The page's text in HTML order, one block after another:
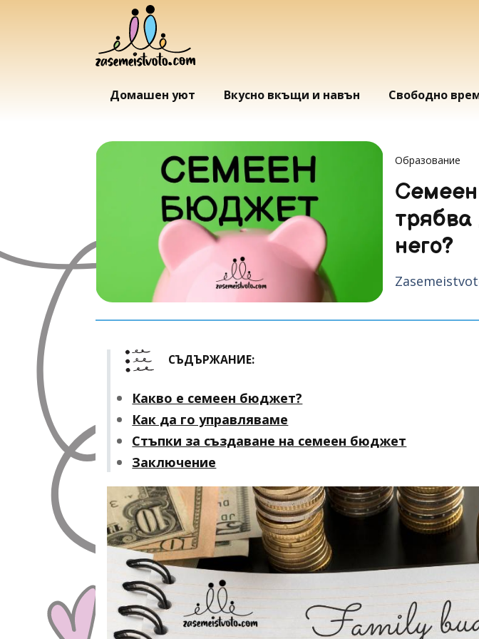
Домашен уют Вкусно вкъщи и навън Свободно
Образование
него?
СЪДЪРЖАНИЕ:
Какво е семеен бюджет?
Как да го управляваме
Стъпки за създаване на семеен бюджет
Заключение